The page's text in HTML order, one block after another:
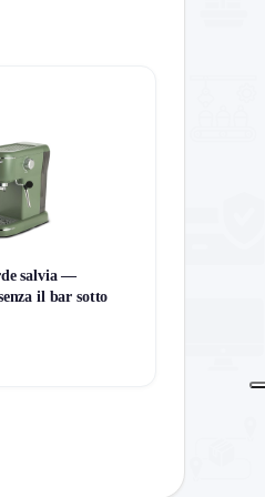
aspirapolvere
salvia —
il bar sotto